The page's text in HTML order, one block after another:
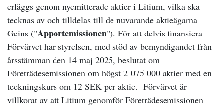
erläggs genom nyemitterade aktier i Litium, vilka ska
tecknas av och tilldelas till de nuvarande aktieägarna
Geins ("Apportemissionen"). För att delvis finansiera
Förvärvet har styrelsen, med stöd av bemyndigandet från
årsstämman den 14 maj 2025, beslutat om
Företrädesemissionen om högst 2 075 000 aktier med en
teckningskurs om 12 SEK per aktie. Förvärvet är
villkorat av att Litium genomför Företrädesemissionen